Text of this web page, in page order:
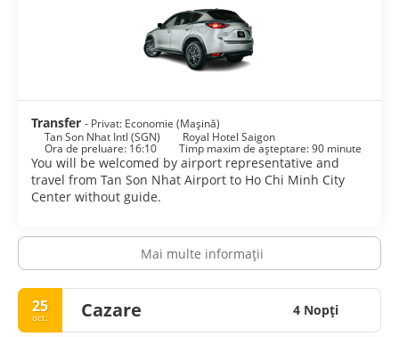
Da Lat, dacă aveți mai mult timp. Da Lat, situat în înălțimi la
aproximativ 300 km de oraș, merită vizitat, deoarece există
multe de văzut și de făcut, inclusiv cascade, grădini, vechiul
cartier francez și restaurantele locale care servesc mâncare
a păstra modul de viață și cultura acestei țări magnifice.
Transfer - Privat: Economie (Mașină)
Tan Son Nhat Intl (SGN)
Royal Hotel Saigon
Ora de preluare: 16:10 Timp maxim de așteptare: 90 minute
You will be welcomed by airport representative and
travel from Tan Son Nhat Airport to Ho Chi Minh City
Center without guide.
Mai multe informații
25
oct. Cazare 4 Nopţi